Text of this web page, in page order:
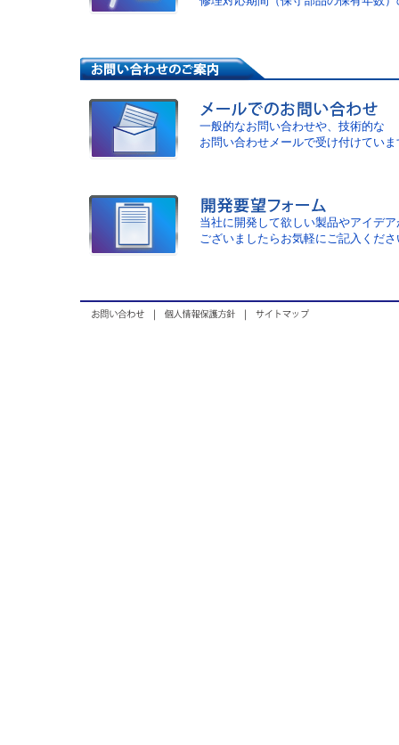
一般的なお問い合わせや、技術的な
お問い合わせメールで受け付けていま
当社に開発して欲しい製品やアイデア
ございましたらお気軽にご記入くださ